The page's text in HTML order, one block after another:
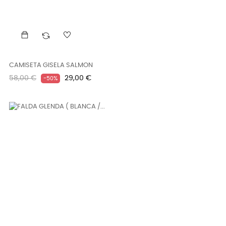
CAMISETA GISELA SALMON
Precio
58,00 € -50% Precio
29,00 €